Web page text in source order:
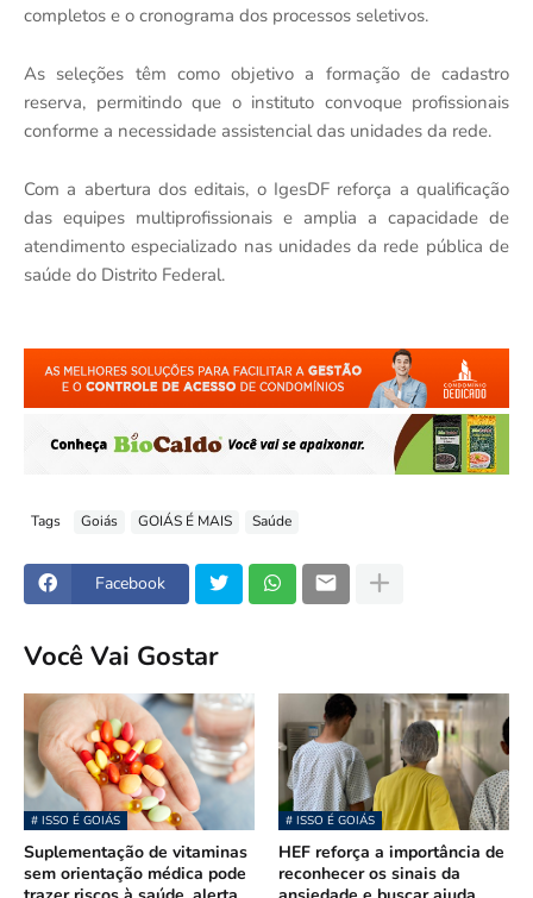
completos e o cronograma dos processos seletivos.
As seleções têm como objetivo a formação de cadastro
reserva, permitindo que o instituto convoque profissionais
conforme a necessidade assistencial das unidades da rede.
Com a abertura dos editais, o IgesDF reforça a qualificação
das equipes multiprofissionais e amplia a capacidade de
atendimento especializado nas unidades da rede pública de
saúde do Distrito Federal.
Tags Goiás GOIÁS É MAIS Saúde
Facebook
Você Vai Gostar
# ISSO É GOIÁS
Suplementação de vitaminas
sem orientação médica pode
# ISSO É GOIÁS
HEF reforça a importância de
reconhecer os sinais da